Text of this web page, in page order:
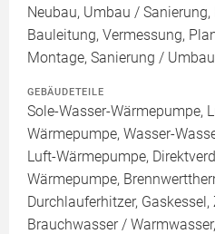
Neubau, Umbau /
Bauleitung, Vermessung,
Montage, Sanierung / Umbau
GEBÄUDETEILE
Sole-Wasser-Wärmepumpe,
Wärmepumpe, Wasser-
Luft-Wärmepumpe,
Wärmepumpe,
Durchlauferhitzer,
Brauchwasser /